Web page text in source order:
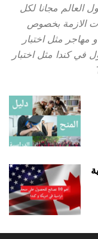
العالم مجانا لكل
الازمة بخصوص
مهاجر مثل اختبار
في كندا مثل اختبار